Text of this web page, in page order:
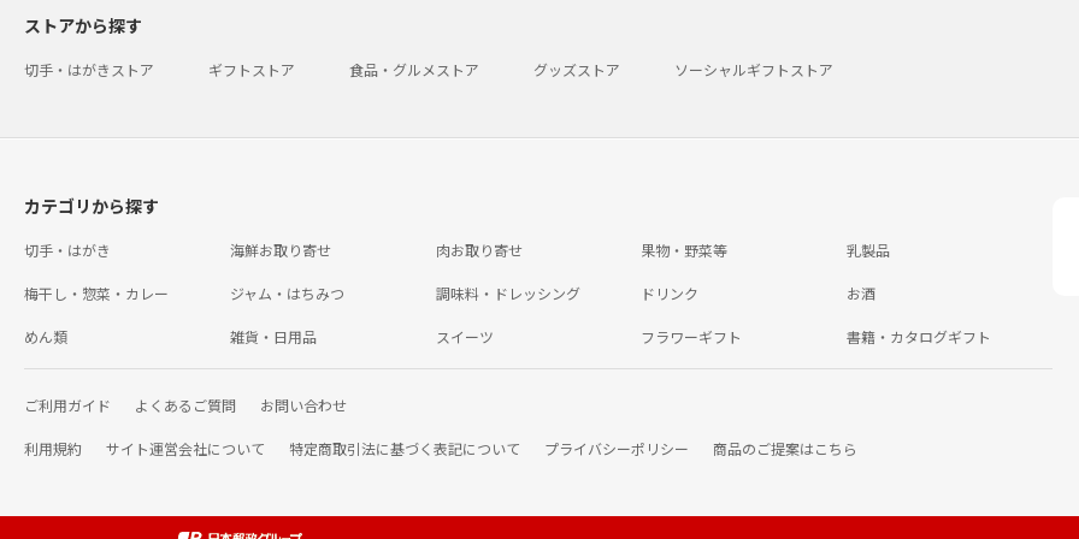
ストアから探す
切手・はがきストア ギフトストア 食品・グルメストア グッズストア ソーシャルギフトストア
カテゴリから探す
切手・はがき 海鮮お取り寄せ 肉お取り寄せ 果物・野菜等 乳製品
梅干し・惣菜・カレー ジャム・はちみつ 調味料・ドレッシング ドリンク お酒
めん類 雑貨・日用品 スイーツ フラワーギフト 書籍・カタログギフト
ご利用ガイド よくあるご質問 お問い合わせ
利用規約 サイト運営会社について 特定商取引法に基づく表記について プライバシーポリシー 商品のご提案はこちら